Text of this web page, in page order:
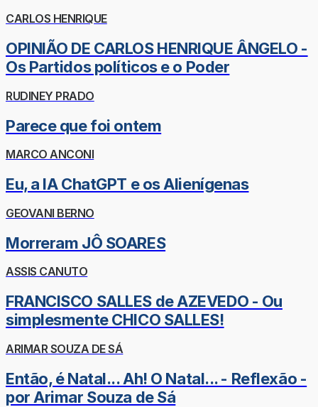
CARLOS HENRIQUE
OPINIÃO DE CARLOS HENRIQUE ÂNGELO -
Os Partidos políticos e o Poder
RUDINEY PRADO
Parece que foi ontem
MARCO ANCONI
Eu, a IA ChatGPT e os Alienígenas
GEOVANI BERNO
Morreram JÔ SOARES
ASSIS CANUTO
FRANCISCO SALLES de AZEVEDO - Ou
simplesmente CHICO SALLES!
ARIMAR SOUZA DE SÁ
Então, é Natal... Ah! O Natal... - Reflexão -
por Arimar Souza de Sá